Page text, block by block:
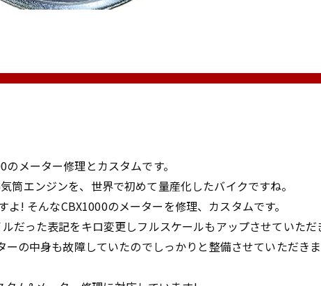
メーター修理とカスタムです。
筒エンジンを、世界で初めて量産化したバイクですね。
! そんなCBX1000のメーターを修理、カスタムです。
だった表記をキロ変更しフルスケールもアップさせていただ
の中身も故障していたのでしっかりと整備させていただきま